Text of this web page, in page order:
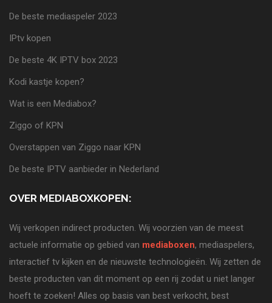
De beste mediaspeler 2023
IPtv kopen
De beste 4K IPTV box 2023
Kodi kastje kopen?
Wat is een Mediabox?
Ziggo of KPN
Overstappen van Ziggo naar KPN
De beste IPTV aanbieder in Nederland
OVER MEDIABOXKOPEN:
Wij verkopen indirect producten. Wij voorzien van de meest
actuele informatie op gebied van mediaboxen, mediaspelers,
interactief tv kijken en de nieuwste technologieën. Wij zetten de
beste producten van dit moment op een rij zodat u niet langer
hoeft te zoeken! Alles op basis van best verkocht, best